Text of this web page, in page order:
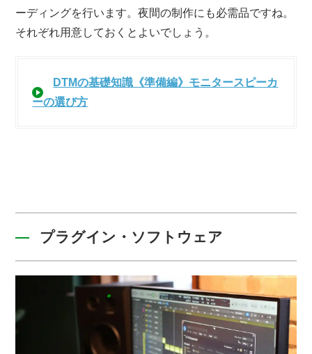
ーディングを行います。夜間の制作にも必需品ですね。
それぞれ用意しておくとよいでしょう。
DTMの基礎知識《準備編》モニタースピーカ
ーの選び方
プラグイン・ソフトウェア